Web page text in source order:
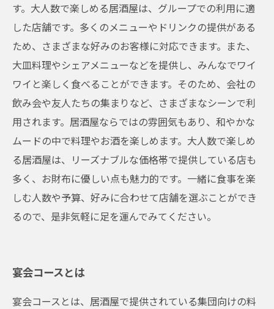
す。大人数で楽しめる居酒屋は、グループでの利用に適
した店舗です。多くのメニューやドリンクの提供がある
ため、さまざまな好みのお客様に対応できます。また、
大皿料理やシェアメニューなどを提供し、みんなでワイ
ワイと楽しく食べることができます。そのため、会社の
飲み会や友人たちの集まりなど、さまざまなシーンで利
用されます。居酒屋ならではの雰囲気もあり、和やかな
ムードの中で料理やお酒を楽しめます。大人数で楽しめ
る居酒屋は、リーズナブルな価格帯で提供している店も
多く、お財布に優しい点も魅力的です。一緒に食事を楽
しむ人数や予算、好みに合わせて店舗を選ぶことができ
るので、是非気軽に足を運んでみてください。
宴会コースとは
宴会コースとは、居酒屋で提供されている集団向けの料